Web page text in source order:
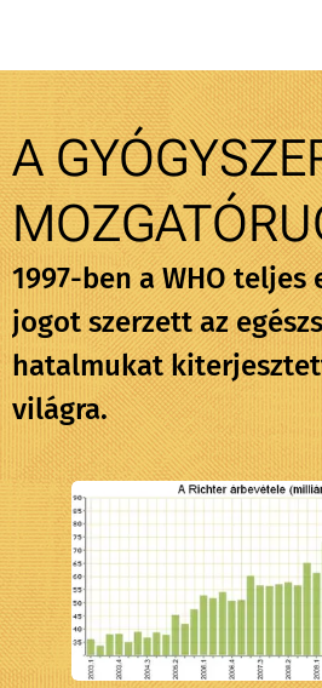
A
1997-ben a WHO teljes
jogot szerzett az
hatalmukat
világra.